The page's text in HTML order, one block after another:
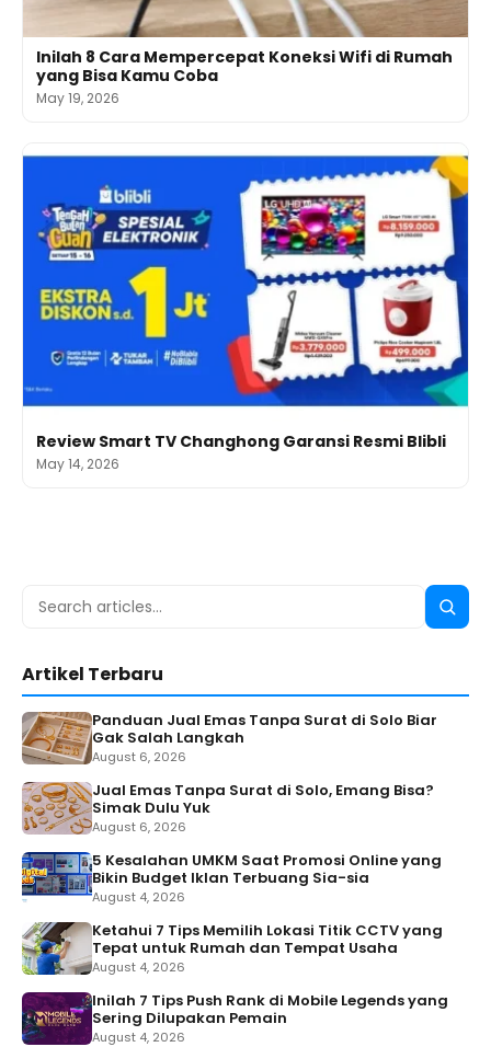
Inilah 8 Cara Mempercepat Koneksi Wifi di Rumah
yang Bisa Kamu Coba
May 19, 2026
Review Smart TV Changhong Garansi Resmi Blibli
May 14, 2026
Search
Search
Artikel Terbaru
Panduan Jual Emas Tanpa Surat di Solo Biar
Gak Salah Langkah
August 6, 2026
Jual Emas Tanpa Surat di Solo, Emang Bisa?
Simak Dulu Yuk
August 6, 2026
5 Kesalahan UMKM Saat Promosi Online yang
Bikin Budget Iklan Terbuang Sia-sia
August 4, 2026
Ketahui 7 Tips Memilih Lokasi Titik CCTV yang
Tepat untuk Rumah dan Tempat Usaha
August 4, 2026
Inilah 7 Tips Push Rank di Mobile Legends yang
Sering Dilupakan Pemain
August 4, 2026